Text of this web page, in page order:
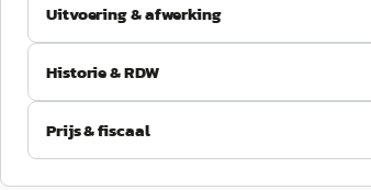
Uitvoering & afwerking
Historie & RDW
Prijs & fiscaal